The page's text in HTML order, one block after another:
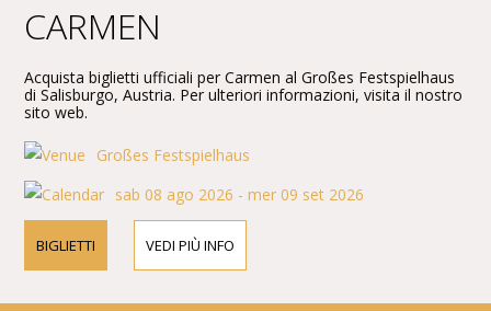
CARMEN
Acquista biglietti ufficiali per Carmen al Großes Festspielhaus
di Salisburgo, Austria. Per ulteriori informazioni, visita il nostro
sito web.
Großes Festspielhaus
sab 08 ago 2026 - mer 09 set 2026
BIGLIETTI VEDI PIÙ INFO